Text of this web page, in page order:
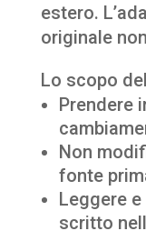
estero.
originale
Lo scopo
Prendere
Non
fonte
Leggere
scritto